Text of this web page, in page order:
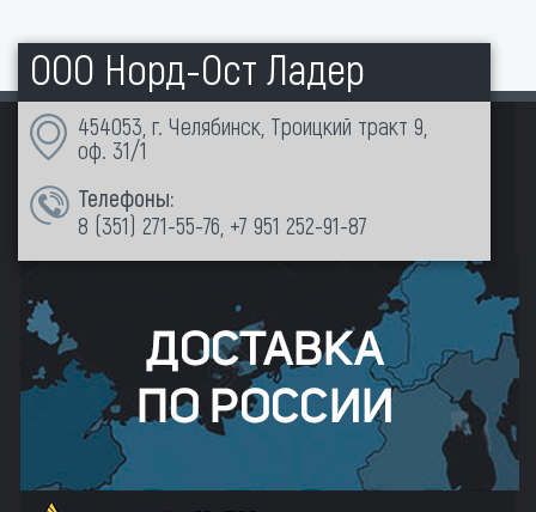
ООО Норд-Ост Ладер
454053, г. Челябинск, Троицкий тракт 9,
оф. 31/1
Телефоны:
8 (351) 271-55-76 +7 951 252-91-87